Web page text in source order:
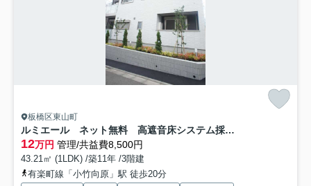
板橋区東山町
ルミエール ネット無料 高遮音床システム採用 シャーメゾン
12万円 管理/共益費8,500円
43.21㎡ (1LDK) /築11年 /3階建
有楽町線「小竹向原」駅 徒歩20分